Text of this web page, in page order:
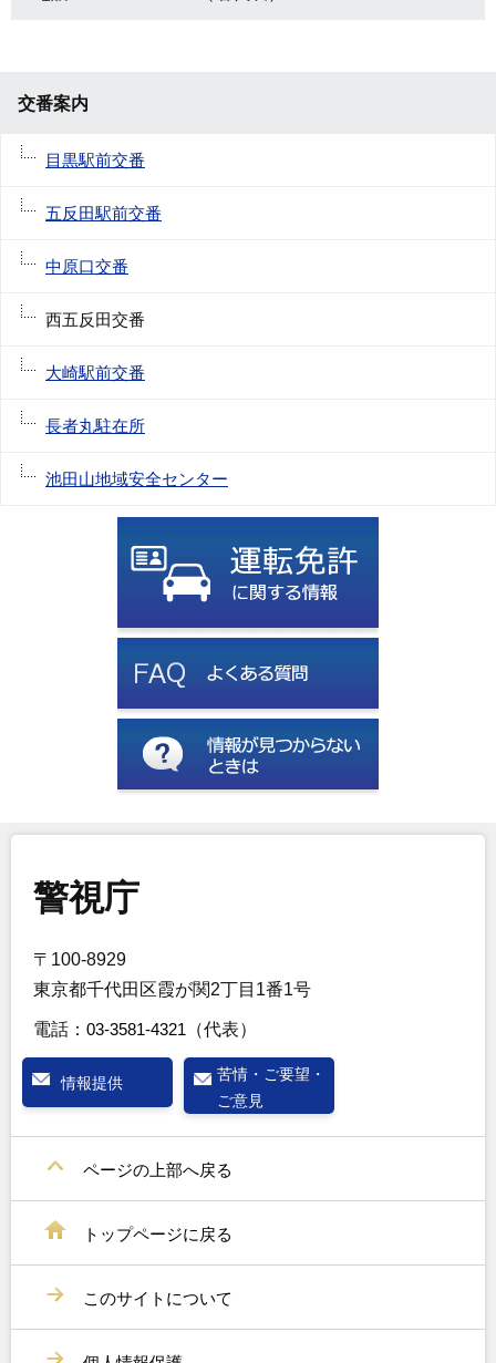
交番案内
目黒駅前交番
五反田駅前交番
中原口交番
西五反田交番
大崎駅前交番
長者丸駐在所
池田山地域安全センター
警視庁
〒100-8929
東京都千代田区霞が関2丁目1番1号
電話： 03-3581-4321 （代表）
情報提供
苦情・ご要望・
ご意見
ページの上部へ戻る
トップページに戻る
このサイトについて